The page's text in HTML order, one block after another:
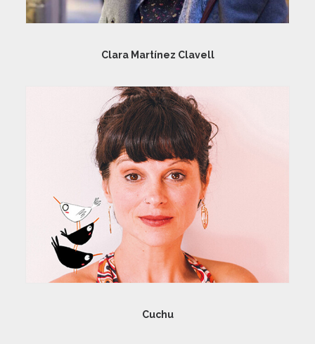
Clara Martínez Clavell
Cuchu